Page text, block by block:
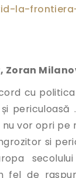
la-
Zoran
cu
periculoasă
vor opri pe
si
fel de